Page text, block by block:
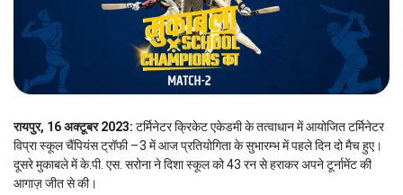
रायपुर, 16 अक्टूबर 2023:टर्मिनेटर क्रिकेट एकेडमी के तत्वाधान में आयोजित टर्मिनेटर
विप्रा स्कूल चैंपियंस ट्रॉफी –3 में आज प्रतियोगिता के सुभारम्भ में पहले दिन दो मैच हुए।
दूसरे मुकाबले में के.पी. एस. सरोना ने दिशा स्कूल को 43 रन से हराकर अपने टूर्नामेंट की
आगाज़ जीत से की।